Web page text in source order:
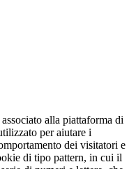
alla piattaforma di
per aiutare i
dei visitatori e
di tipo pattern, in cui il